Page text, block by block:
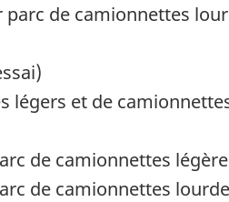
de camionnettes
légers et de
de camionnettes
de camionnettes